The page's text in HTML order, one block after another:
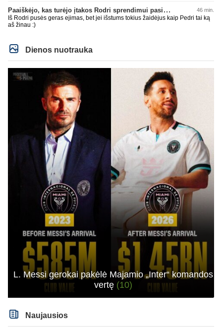
Paaiškėjo, kas turėjo įtakos Rodri sprendimui pasirinkti Barselonos pusę 46 min.
Iš Rodri pusės geras ejimas, bet jei išstums tokius žaidėjus kaip Pedri tai ką
aš žinau :)
Dienos nuotrauka
L. Messi gerokai pakėlė Majamio „Inter“ komandos
vertę (10)
Naujausios